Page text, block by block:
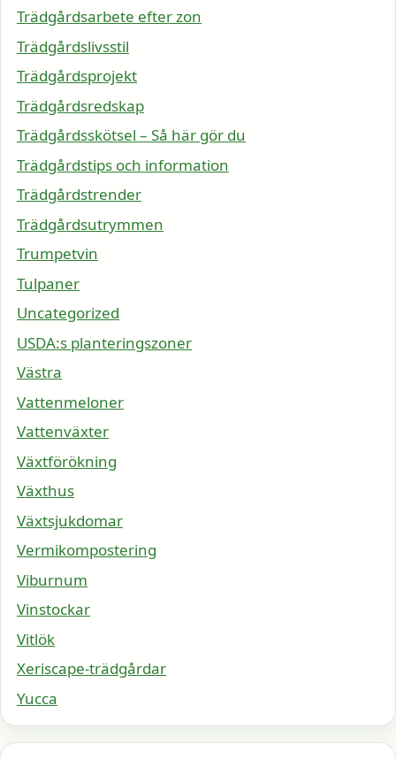
Trädgårdsarbete efter zon
Trädgårdslivsstil
Trädgårdsprojekt
Trädgårdsredskap
Trädgårdsskötsel – Så här gör du
Trädgårdstips och information
Trädgårdstrender
Trädgårdsutrymmen
Trumpetvin
Tulpaner
Uncategorized
USDA:s planteringszoner
Västra
Vattenmeloner
Vattenväxter
Växtförökning
Växthus
Växtsjukdomar
Vermikompostering
Viburnum
Vinstockar
Vitlök
Xeriscape-trädgårdar
Yucca